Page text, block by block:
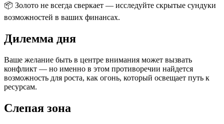
📦 Золото не всегда сверкает — исследуйте скрытые сундуки
возможностей в ваших финансах.
Дилемма дня
Ваше желание быть в центре внимания может вызвать
конфликт — но именно в этом противоречии найдется
возможность для роста, как огонь, который освещает путь к
ресурсам.
Слепая зона